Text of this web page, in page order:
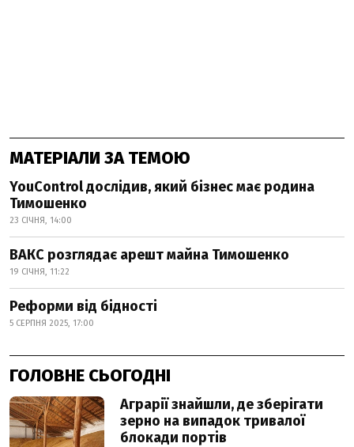
МАТЕРІАЛИ ЗА ТЕМОЮ
YouControl дослідив, який бізнес має родина
Тимошенко
23 СІЧНЯ, 14:00
ВАКС розглядає арешт майна Тимошенко
19 СІЧНЯ, 11:22
Реформи від бідності
5 СЕРПНЯ 2025, 17:00
ГОЛОВНЕ СЬОГОДНІ
Аграрії знайшли, де зберігати
зерно на випадок тривалої
блокади портів